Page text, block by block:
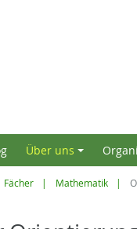
+
Über uns
Fächer Mathematik